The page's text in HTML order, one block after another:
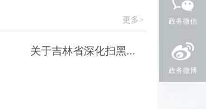
更多>
关于吉林省深化扫黑...
政务微信
政务微博